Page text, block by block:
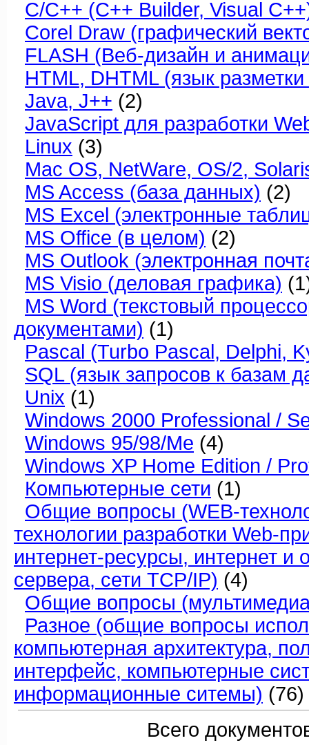
C/C++ (C++ Builder, Visual
Corel Draw (графический
FLASH (Веб-дизайн и
HTML, DHTML (язык
Java, J++ (2)
JavaScript для разработки
Linux (3)
Mac OS, NetWare, OS/2,
MS Access (база данных) (2)
MS Excel (электронные
MS Office (в целом) (2)
MS Outlook (электронная
MS Visio (деловая графика)
MS Word (текстовый
документами) (1)
Pascal (Turbo Pascal, Delphi,
SQL (язык запросов к базам
Unix (1)
Windows 2000 Professional /
Windows 95/98/Me (4)
Windows XP Home Edition /
Компьютерные сети (1)
Общие вопросы (WEB-
технологии разработки Web-
интернет-ресурсы, интернет и
сервера, сети TCP/IP) (4)
Общие вопросы
Разное (общие вопросы
компьютерная архитектура,
интерфейс, компьютерные
информационные ситемы) (76)
Всего